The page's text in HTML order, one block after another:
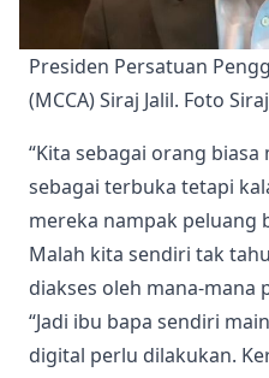
Presiden Persatuan
(MCCA) Siraj Jalil. Foto
“Kita sebagai orang
sebagai terbuka tetapi
mereka nampak peluang
Malah kita sendiri tak
diakses oleh mana-mana
“Jadi ibu bapa sendiri
digital perlu dilakukan.